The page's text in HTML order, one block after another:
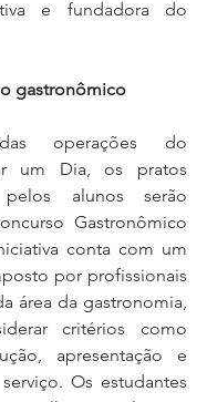
e fundadora do
gastronômico
operações do
um Dia, os pratos
pelos alunos serão
Gastronômico
conta com um
por profissionais
área da gastronomia,
critérios como
apresentação e
Os estudantes